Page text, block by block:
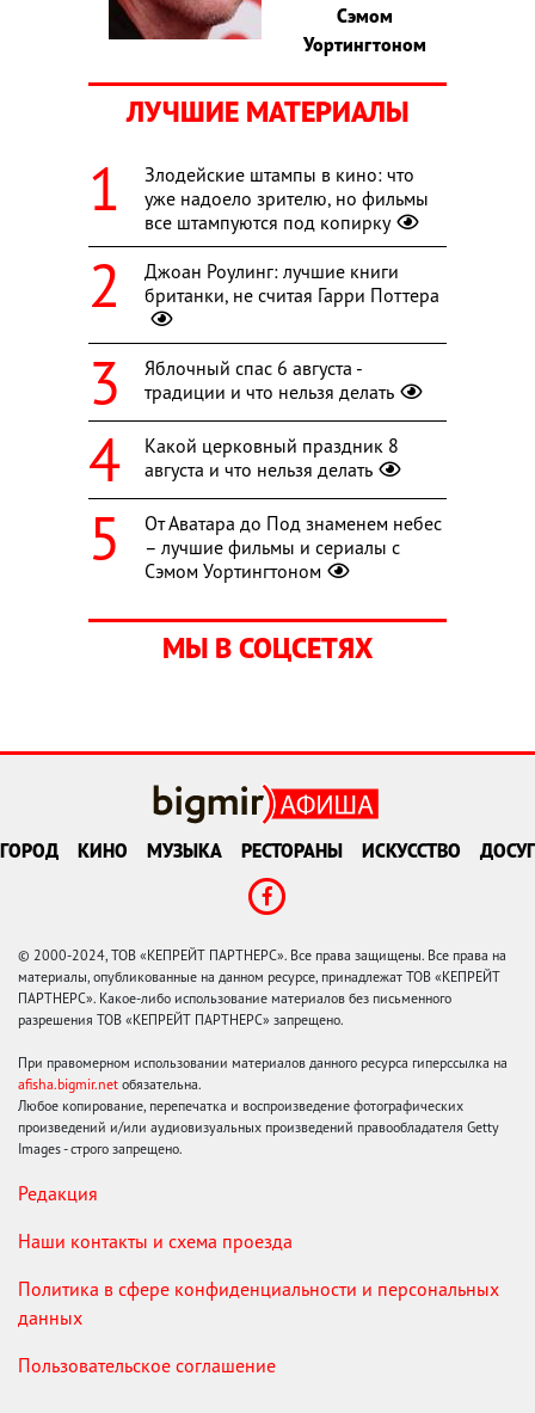
Сэмом
Уортингтоном
ЛУЧШИЕ МАТЕРИАЛЫ
Злодейские штампы в кино: что
уже надоело зрителю, но фильмы
все штампуются под копирку
Джоан Роулинг: лучшие книги
британки, не считая Гарри Поттера
Яблочный спас 6 августа -
традиции и что нельзя делать
Какой церковный праздник 8
августа и что нельзя делать
От Аватара до Под знаменем небес
– лучшие фильмы и сериалы с
Сэмом Уортингтоном
МЫ В СОЦСЕТЯХ
ГОРОД КИНО МУЗЫКА РЕСТОРАНЫ ИСКУССТВО ДОСУГ
© 2000-2024, ТОВ «КЕПРЕЙТ ПАРТНЕРС». Все права защищены. Все права на
материалы, опубликованные на данном ресурсе, принадлежат ТОВ «КЕПРЕЙТ
ПАРТНЕРС». Какое-либо использование материалов без письменного
разрешения ТОВ «КЕПРЕЙТ ПАРТНЕРС» запрещено.
При правомерном использовании материалов данного ресурса гиперссылка на
afisha.bigmir.net обязательна.
Любое копирование, перепечатка и воспроизведение фотографических
произведений и/или аудиовизуальных произведений правообладателя Getty
Images - строго запрещено.
Редакция
Наши контакты и схема проезда
Политика в сфере конфиденциальности и персональных
данных
Пользовательское соглашение